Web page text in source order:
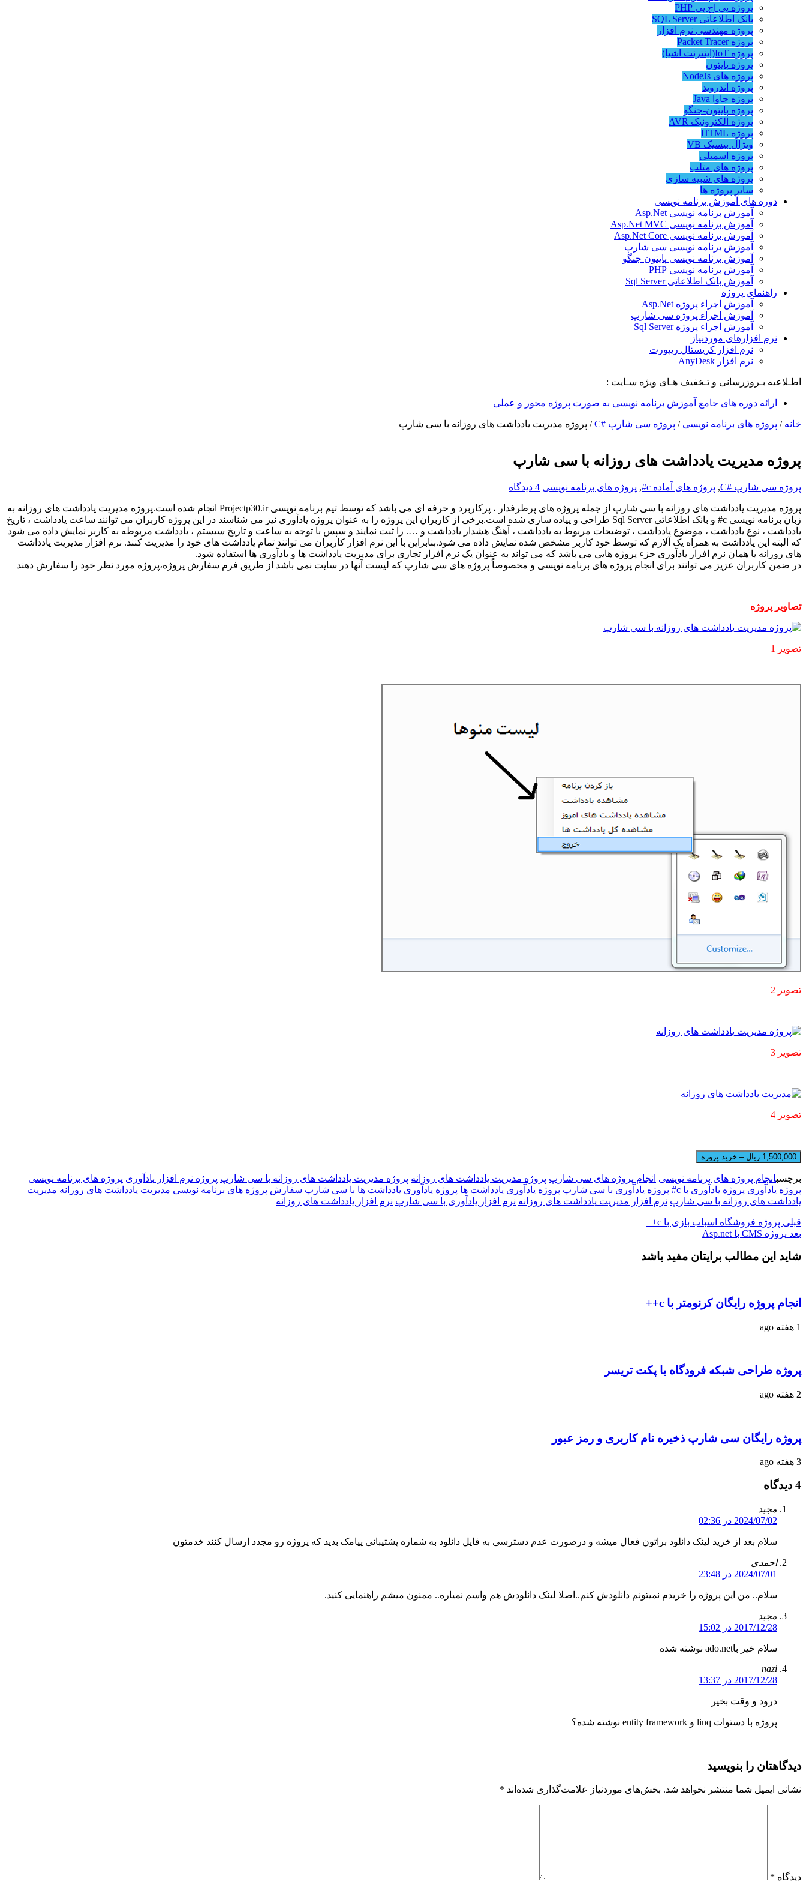
پروژه پی اچ پی PHP
بانک اطلاعاتی SQL Server
پروژه مهندسی نرم افزار
پروژه Packet Tracer
پروژه IoT(اینترنت اشیا)
پروژه پایتون
پروژه های NodeJs
پروژه اندروید
پروژه جاوا Java
پروژه پایتون-جنگو
پروژه الکترونیک AVR
پروژه HTML
ویژال بیسیک VB
پروژه اسمبلی
پروژه های متلب
پروژه های شبیه سازی
سایر پروژه ها
دوره های آموزش برنامه نویسی
آموزش برنامه نویسی Asp.Net
آموزش برنامه نویسی Asp.Net MVC
آموزش برنامه نویسی Asp.Net Core
آموزش برنامه نویسی سی شارپ
آموزش برنامه نویسی پایتون جنگو
آموزش برنامه نویسی PHP
آموزش بانک اطلاعاتی Sql Server
راهنمای پروژه
آموزش اجراء پروژه Asp.Net
آموزش اجراء پروژه سی شارپ
آموزش اجراء پروژه Sql Server
نرم افزارهای موردنیاز
نرم افزار کریستال ریپورت
نرم افزار AnyDesk
اطـلاعیه بـروزرسانی و تـخفیف هـای ویژه سـایت :
ارائه دوره های جامع آموزش برنامه نویسی به صورت پروژه محور و عملی
خانه / پروژه های برنامه نویسی / پروژه سی شارپ #C / پروژه مديريت يادداشت های روزانه با سی شارپ
پروژه مديريت يادداشت های روزانه با سی شارپ
پروژه سی شارپ #C , پروژه های آماده c# , پروژه های برنامه نویسی 4 دیدگاه
پروژه مدیریت یادداشت های روزانه با سی شارپ از جمله پروژه های پرطرفدار ، پرکاربرد و حرفه ای می باشد که توسط تیم برنامه نویسی Projectp30.ir انجام شده است.پروژه مدیریت یادداشت های روزانه به
زبان برنامه نویسی c# و بانک اطلاعاتی Sql Server طراحی و پیاده سازی شده است.برخی از کاربران این پروژه را به عنوان پروژه یادآوری نیز می شناسند در این پروژه کاربران می توانند ساعت یادداشت ، تاریخ
یادداشت ، نوع یادداشت ، موضوع یادداشت ، توضیحات مربوط به یادداشت ، آهنگ هشدار یادداشت و …. را ثبت نمایند و سپس با توجه به ساعت و تاریخ سیستم ، یادداشت مربوطه به کاربر نمایش داده می شود
که البته این یادداشت به همراه یک آلارم که توسط خود کاربر مشخص شده نمایش داده می شود.بنابراین با این نرم افزار کاربران می توانند تمام یادداشت های خود را مدیریت کنند. نرم افزار مدیریت یادداشت
های روزانه یا همان نرم افزار یادآوری جزء پروژه هایی می باشد که می تواند به عنوان یک نرم افزار تجاری برای مدیریت یادداشت ها و یادآوری ها استفاده شود.
در ضمن کاربران عزیز می توانند برای انجام پروژه های برنامه نویسی و مخصوصاً پروژه های سی شارپ که لیست آنها در سایت نمی باشد از طریق فرم سفارش پروژه،پروژه مورد نظر خود را سفارش دهند
تصاویر پروژه
تصویر 1
تصویر 2
تصویر 3
تصویر 4
1,500,000 ریال – خرید پروژه
برچسبانجام پروژه های برنامه نویسی انجام پروژه های سی شارپ پروژه مدیریت یادداشت های روزانه پروژه مدیریت یادداشت های روزانه با سی شارپ پروژه نرم افزار یادآوری پروژه های برنامه نویسی
پروژه یادآوری پروژه یادآوری با c# پروژه یادآوری با سی شارپ پروژه یادآوری یادداشت ها پروژه یادآوری یادداشت ها با سی شارپ سفارش پروژه های برنامه نویسی مدیریت یادداشت های روزانه مدیریت
یادداشت های روزانه با سی شارپ نرم افزار مدیریت یادداشت های روزانه نرم افزار یادآوری با سی شارپ نرم افزار یادداشت های روزانه
قبلی پروژه فروشگاه اسباب بازی با c++
بعد پروژه CMS با Asp.net
شاید این مطالب برایتان مفید باشد
انجام پروژه رایگان کرنومتر با c++
1 هفته ago
پروژه طراحی شبکه فرودگاه با پکت تریسر
2 هفته ago
پروژه رایگان سی شارپ ذخیره نام کاربری و رمز عبور
3 هفته ago
4 دیدگاه
مجید
2024/07/02 در 02:36
سلام بعد از خرید لینک دانلود براتون فعال میشه و در‌صورت عدم دسترسی به فایل دانلود به شماره پشتیبانی پیامک بدید که پروژه رو مجدد ارسال کنند خدمتون
احمدی
2024/07/01 در 23:48
سلام.. من این پروژه را خریدم نمیتونم دانلودش کنم..اصلا لینک دانلودش هم واسم نمیاره.. ممنون میشم راهنمایی کنید.
مجید
2017/12/28 در 15:02
سلام خير باado.net نوشته شده
nazi
2017/12/28 در 13:37
درود و وقت بخیر
پروژه با دستوات linq و entity framework نوشته شده؟
دیدگاهتان را بنویسید
نشانی ایمیل شما منتشر نخواهد شد. بخش‌های موردنیاز علامت‌گذاری شده‌اند *
دیدگاه *